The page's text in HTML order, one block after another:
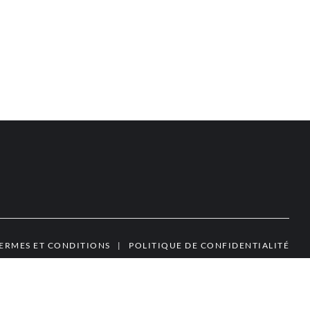
ET CONDITIONS | POLITIQUE DE CONFIDENTIALITÉ